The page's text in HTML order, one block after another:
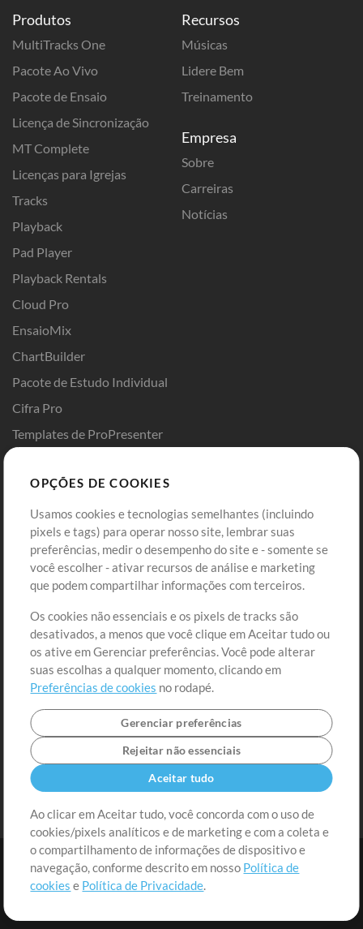
Produtos
MultiTracks One
Pacote Ao Vivo
Pacote de Ensaio
Licença de Sincronização
MT Complete
Licenças para Igrejas
Tracks
Playback
Pad Player
Playback Rentals
Cloud Pro
EnsaioMix
ChartBuilder
Pacote de Estudo Individual
Cifra Pro
Templates de ProPresenter
Recursos
Músicas
Lidere Bem
Treinamento
Empresa
Sobre
Carreiras
Notícias
Comprar Créditos
Conteúdo Grátis
Solicite uma Música
Extras
Sessões
Envie seu conteúdo
Playlist
MT Conference
Entre
Cadastre-se
Ir ao carrinho
Termos | Política de Privacidade
OPÇÕES DE COOKIES
Usamos cookies e tecnologias semelhantes (incluindo
pixels e tags) para operar nosso site, lembrar suas
preferências, medir o desempenho do site e - somente se
você escolher - ativar recursos de análise e marketing
que podem compartilhar informações com terceiros.
Os cookies não essenciais e os pixels de tracks são
desativados, a menos que você clique em Aceitar tudo ou
os ative em Gerenciar preferências. Você pode alterar
suas escolhas a qualquer momento, clicando em
Preferências de cookies no rodapé.
Gerenciar preferências
Rejeitar não essenciais
Aceitar tudo
Ao clicar em Aceitar tudo, você concorda com o uso de
cookies/pixels analíticos e de marketing e com a coleta e
o compartilhamento de informações de dispositivo e
navegação, conforme descrito em nosso Política de
cookies e Política de Privacidade.